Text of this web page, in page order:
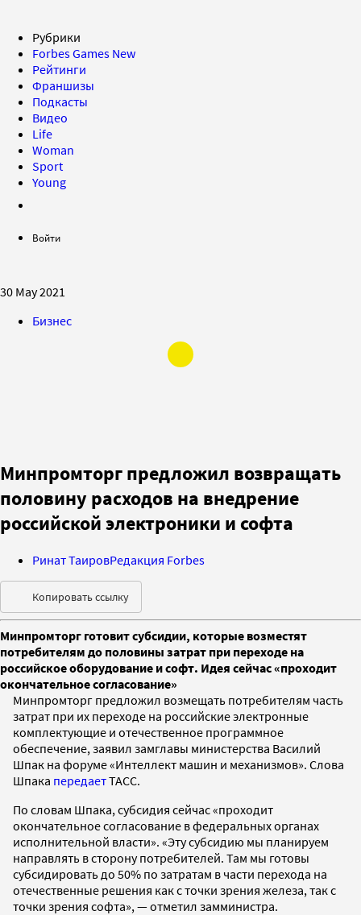
Рубрики
Forbes Games New
Рейтинги
Франшизы
Подкасты
Видео
Life
Woman
Sport
Young
Войти
30 May 2021
Бизнес
Минпромторг предложил возвращать
половину расходов на внедрение
российской электроники и софта
Ринат ТаировРедакция Forbes
Копировать ссылку
Минпромторг готовит субсидии, которые возместят
потребителям до половины затрат при переходе на
российское оборудование и софт. Идея сейчас «проходит
окончательное согласование»
Минпромторг предложил возмещать потребителям часть
затрат при их переходе на российские электронные
комплектующие и отечественное программное
обеспечение, заявил замглавы министерства Василий
Шпак на форуме «Интеллект машин и механизмов». Слова
Шпака передаетТАСС.
По словам Шпака, субсидия сейчас «проходит
окончательное согласование в федеральных органах
исполнительной власти». «Эту субсидию мы планируем
направлять в сторону потребителей. Там мы готовы
субсидировать до 50% по затратам в части перехода на
отечественные решения как с точки зрения железа, так с
точки зрения софта», — отметил замминистра.